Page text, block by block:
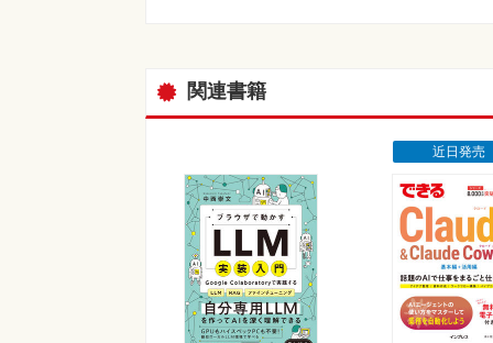
関連書籍
近日発売